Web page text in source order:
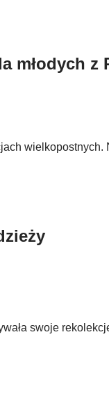
młodych z
swoje